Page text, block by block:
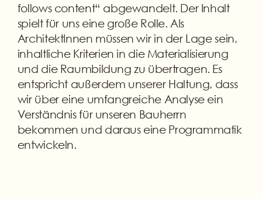
follows content“ abgewandelt. Der Inhalt
spielt für uns eine große Rolle. Als
ArchitektInnen müssen wir in der Lage sein,
inhaltliche Kriterien in die Materialisierung
und die Raumbildung zu übertragen. Es
entspricht außerdem unserer Haltung, dass
wir über eine umfangreiche Analyse ein
Verständnis für unseren Bauherrn
bekommen und daraus eine Programmatik
entwickeln.